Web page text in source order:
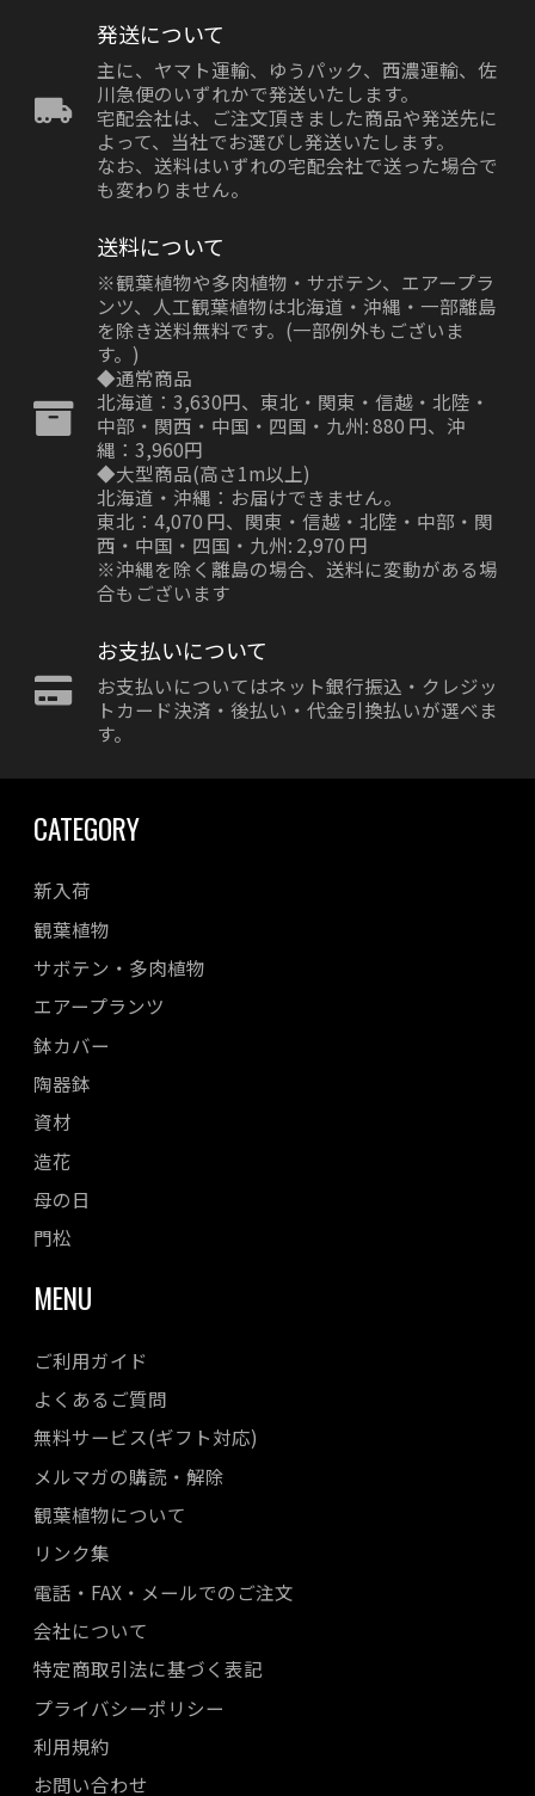
発送について
主に、ヤマト運輸、ゆうパック、西濃運輸、佐
川急便のいずれかで発送いたします。
宅配会社は、ご注文頂きました商品や発送先に
よって、当社でお選びし発送いたします。
なお、送料はいずれの宅配会社で送った場合で
も変わりません。
送料について
※観葉植物や多肉植物・サボテン、エアープラ
ンツ、人工観葉植物は北海道・沖縄・一部離島
を除き送料無料です。(一部例外もございま
す。)
◆通常商品
北海道：3,630円、東北・関東・信越・北陸・
中部・関西・中国・四国・九州: 880 円、沖
縄：3,960円
◆大型商品(高さ1m以上)
北海道・沖縄：お届けできません。
東北：4,070 円、関東・信越・北陸・中部・関
西・中国・四国・九州: 2,970 円
※沖縄を除く離島の場合、送料に変動がある場
合もございます
お支払いについて
お支払いについてはネット銀行振込・クレジッ
トカード決済・後払い・代金引換払いが選べま
す。
CATEGORY
新入荷
観葉植物
サボテン・多肉植物
エアープランツ
鉢カバー
陶器鉢
資材
造花
母の日
門松
MENU
ご利用ガイド
よくあるご質問
無料サービス(ギフト対応)
メルマガの購読・解除
観葉植物について
リンク集
電話・FAX・メールでのご注文
会社について
特定商取引法に基づく表記
プライバシーポリシー
利用規約
お問い合わせ